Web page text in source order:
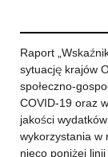
Raport
sytuację krajów
społeczno-
COVID-19 oraz
jakości
wykorzystania w
nieco poniżej